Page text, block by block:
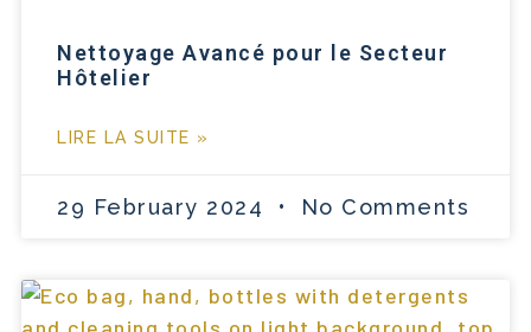
Nettoyage Avancé pour le Secteur
Hôtelier
LIRE LA SUITE »
29 February 2024 No Comments